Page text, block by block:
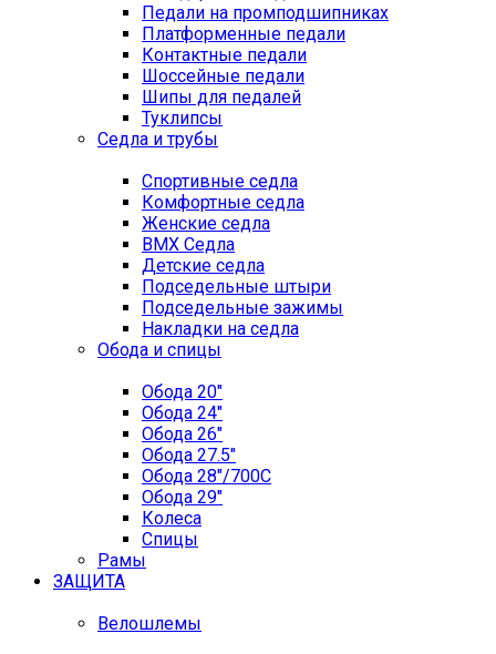
Педали на промподшипниках
Платформенные педали
Контактные педали
Шоссейные педали
Шипы для педалей
Туклипсы
Седла и трубы
Спортивные седла
Комфортные седла
Женские седла
BMX Седла
Детские седла
Подседельные штыри
Подседельные зажимы
Накладки на седла
Обода и спицы
Обода 20"
Обода 24"
Обода 26"
Обода 27.5"
Обода 28"/700C
Обода 29"
Колеса
Спицы
Рамы
ЗАЩИТА
Велошлемы